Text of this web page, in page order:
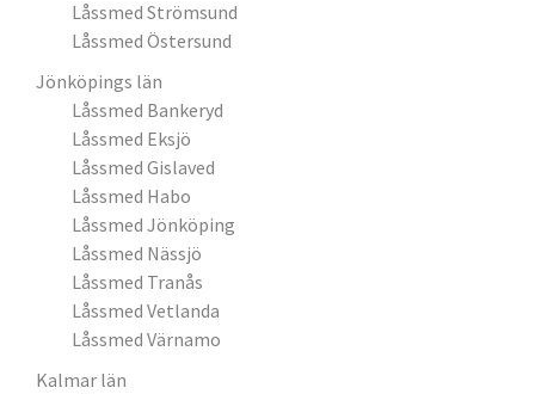
Låssmed Strömsund
Låssmed Östersund
Jönköpings län
Låssmed Bankeryd
Låssmed Eksjö
Låssmed Gislaved
Låssmed Habo
Låssmed Jönköping
Låssmed Nässjö
Låssmed Tranås
Låssmed Vetlanda
Låssmed Värnamo
Kalmar län